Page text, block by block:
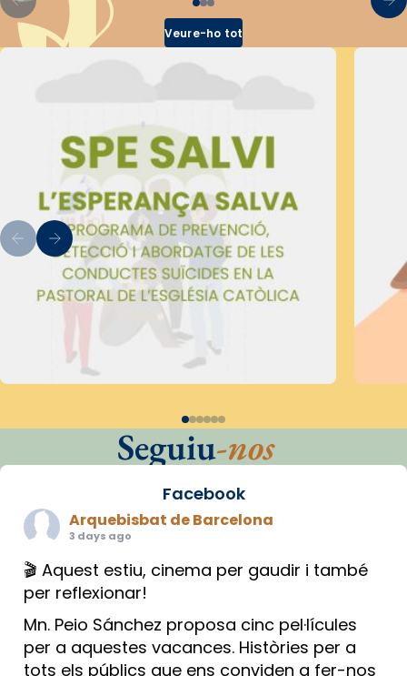
Veure-ho tot
Seguiu-nos
Facebook
Arquebisbat de Barcelona
3 days ago
🎬 Aquest estiu, cinema per gaudir i també
per reflexionar!
Mn. Peio Sánchez proposa cinc pel·lícules
per a aquestes vacances. Històries per a
tots els públics que ens conviden a fer-nos